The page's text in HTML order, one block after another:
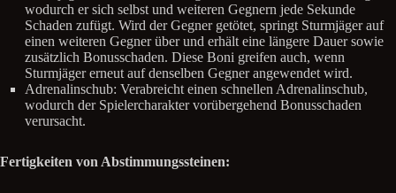
wodurch er sich selbst und weiteren Gegnern jede Sekunde
Schaden zufügt. Wird der Gegner getötet, springt Sturmjäger auf
einen weiteren Gegner über und erhält eine längere Dauer sowie
zusätzlich Bonusschaden. Diese Boni greifen auch, wenn
Sturmjäger erneut auf denselben Gegner angewendet wird.
Adrenalinschub: Verabreicht einen schnellen Adrenalinschub,
wodurch der Spielercharakter vorübergehend Bonusschaden
verursacht.
Fertigkeiten von Abstimmungssteinen: